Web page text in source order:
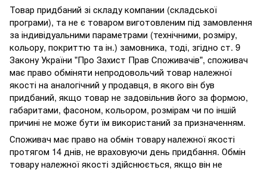
Товар придбаний зі складу компании (складської
програми), та не є товаром виготовленим під замовлення
за індивідуальними параметрами (технічними, розміру,
кольору, покриттю та ін.) замовника, тоді, згідно ст. 9
Закону України "Про Захист Прав Споживачів", споживач
має право обміняти непродовольчий товар належної
якості на аналогічний у продавця, в якого він був
придбаний, якщо товар не задовільнив його за формою,
габаритами, фасоном, кольором, розмірам чи по іншій
причині не може бути їм використаний за призначенням.
Споживач має право на обмін товару належної якості
протягом 14 днів, не враховуючи день придбання. Обмін
товару належної якості здійснюється, якщо він не